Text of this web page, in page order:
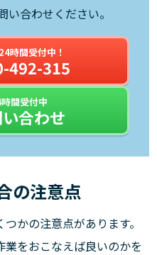
い合わせください。
時間受付中！
492-315
間受付中
合わせ
の注意点
かの注意点があります。
をおこなえば良いのかを